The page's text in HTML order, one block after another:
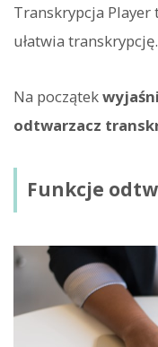
Transkrypcja Player
ułatwia transkrypcję.
Na początek
odtwarzacz
Funkcje